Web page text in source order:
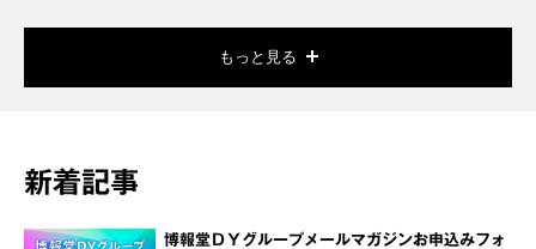
もっと見る
新着記事
博報堂ＤＹグループメールマガジンお申込みフォ